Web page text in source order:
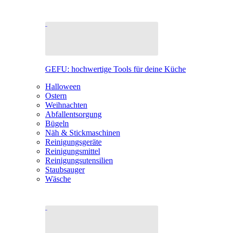
GEFU: hochwertige Tools für deine Küche
Halloween
Ostern
Weihnachten
Abfallentsorgung
Bügeln
Näh & Stickmaschinen
Reinigungsgeräte
Reinigungsmittel
Reinigungsutensilien
Staubsauger
Wäsche